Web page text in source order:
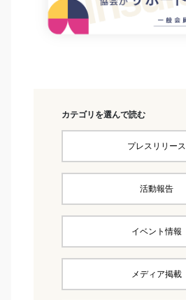
カテゴリを選んで読む
プレスリリース
活動報告
イベント情報
メディア掲載